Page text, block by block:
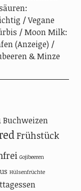
Vegane
Moon Milk:
(Anzeige)
& Minze
Buchweizen
Frühstück
Gojibeeren
Hülsenfrüchte